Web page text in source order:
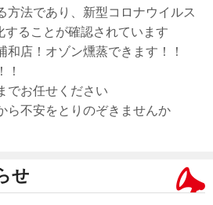
方法であり、新型コロナウイルス
することが確認されています
和店！オゾン燻蒸できます！！
！
でお任せください
ら不安をとりのぞきませんか
せ